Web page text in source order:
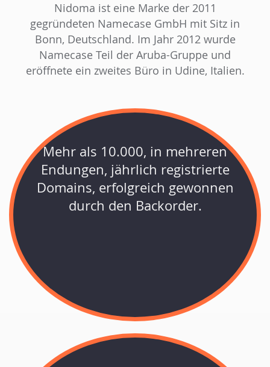
Nidoma ist eine Marke der 2011
gegründeten Namecase GmbH mit Sitz in
Bonn, Deutschland. Im Jahr 2012 wurde
Namecase Teil der Aruba-Gruppe und
eröffnete ein zweites Büro in Udine, Italien.
Mehr als 10.000, in mehreren
Endungen, jährlich registrierte
Domains, erfolgreich gewonnen
durch den Backorder.